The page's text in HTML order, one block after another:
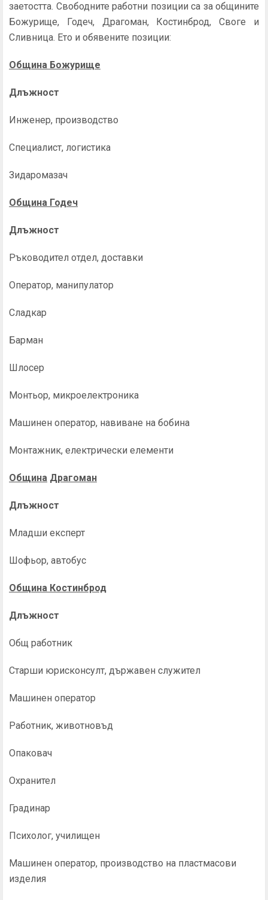
заетостта. Свободните работни позиции са за общините
Божурище, Годеч, Драгоман, Костинброд, Своге и
Сливница. Ето и обявените позиции:
Община Божурище
Длъжност
Инженер, производство
Специалист, логистика
Зидаромазач
Община Годеч
Длъжност
Ръководител отдел, доставки
Оператор, манипулатор
Сладкар
Барман
Шлосер
Монтьор, микроелектроника
Машинен оператор, навиване на бобина
Монтажник, електрически елементи
Община Драгоман
Длъжност
Младши експерт
Шофьор, автобус
Община Костинброд
Длъжност
Общ работник
Старши юрисконсулт, държавен служител
Машинен оператор
Работник, животновъд
Опаковач
Охранител
Градинар
Психолог, училищен
Машинен оператор, производство на пластмасови
изделия